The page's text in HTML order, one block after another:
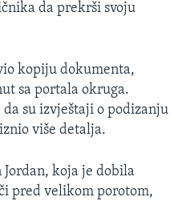
da prekrši svoju
kopiju dokumenta,
sa portala okruga.
su izvještaji o podizanju
više detalja.
Jordan, koja je dobila
pred velikom porotom,